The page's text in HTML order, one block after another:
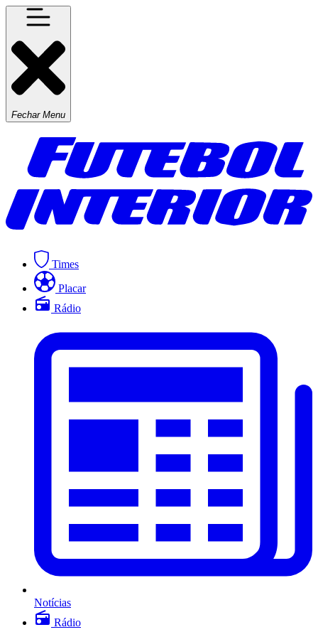
Fechar Menu
Times
Placar
Rádio
Notícias
Rádio